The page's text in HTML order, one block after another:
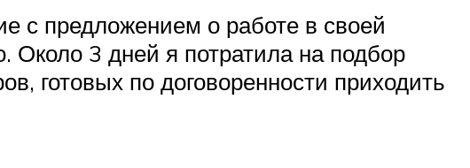
с предложением о работе в своей
Около 3 дней я потратила на подбор
готовых по договоренности приходить